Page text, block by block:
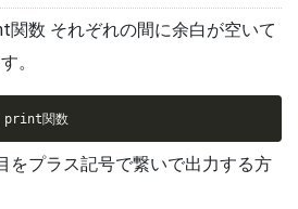
関数 それぞれの間に余白が空いて
。
print関数
をプラス記号で繋いで出力する方